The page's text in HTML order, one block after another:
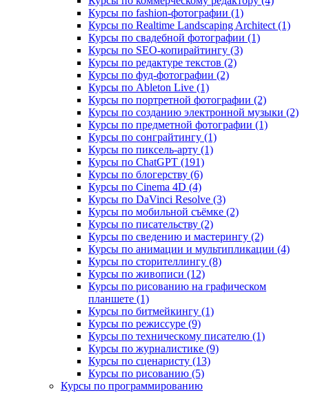
Курсы по fashion-фотографии (1)
Курсы по Realtime Landscaping Architect (1)
Курсы по свадебной фотографии (1)
Курсы по SEO-копирайтингу (3)
Курсы по редактуре текстов (2)
Курсы по фуд-фотографии (2)
Курсы по Ableton Live (1)
Курсы по портретной фотографии (2)
Курсы по созданию электронной музыки (2)
Курсы по предметной фотографии (1)
Курсы по сонграйтингу (1)
Курсы по пиксель-арту (1)
Курсы по ChatGPT (191)
Курсы по блогерству (6)
Курсы по Cinema 4D (4)
Курсы по DaVinci Resolve (3)
Курсы по мобильной съёмке (2)
Курсы по писательству (2)
Курсы по сведению и мастерингу (2)
Курсы по анимации и мультипликации (4)
Курсы по сторителлингу (8)
Курсы по живописи (12)
Курсы по рисованию на графическом
планшете (1)
Курсы по битмейкингу (1)
Курсы по режиссуре (9)
Курсы по техническому писателю (1)
Курсы по журналистике (9)
Курсы по сценаристу (13)
Курсы по рисованию (5)
Курсы по программированию